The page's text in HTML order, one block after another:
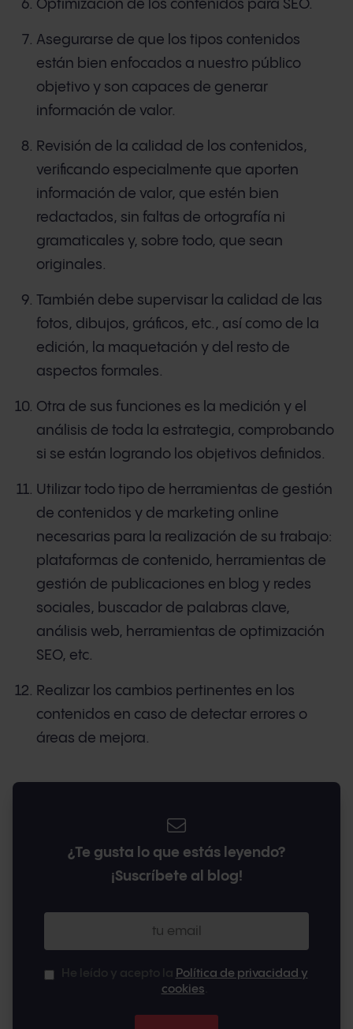
Optimización de los contenidos para SEO.
Asegurarse de que los tipos contenidos
están bien enfocados a nuestro público
objetivo y son capaces de generar
información de valor.
Revisión de la calidad de los contenidos,
verificando especialmente que aporten
información de valor, que estén bien
redactados, sin faltas de ortografía ni
gramaticales y, sobre todo, que sean
originales.
También debe supervisar la calidad de las
fotos, dibujos, gráficos, etc., así como de la
edición, la maquetación y del resto de
aspectos formales.
Otra de sus funciones es la medición y el
análisis de toda la estrategia, comprobando
si se están logrando los objetivos definidos.
Utilizar todo tipo de herramientas de gestión
de contenidos y de marketing online
necesarias para la realización de su trabajo:
plataformas de contenido, herramientas de
gestión de publicaciones en blog y redes
sociales, buscador de palabras clave,
análisis web, herramientas de optimización
SEO, etc.
Realizar los cambios pertinentes en los
contenidos en caso de detectar errores o
áreas de mejora.
¿Te gusta lo que estás leyendo?
¡Suscríbete al blog!
Política de privacidad y
cookies